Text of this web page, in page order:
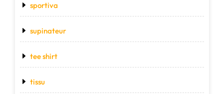
sportiva
supinateur
tee shirt
tissu